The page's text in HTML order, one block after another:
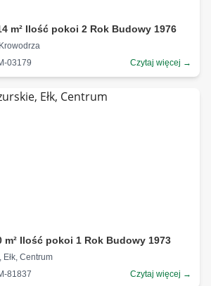
m² Ilość pokoi 2 Rok Budowy 1976
03179
Czytaj więcej →
m² Ilość pokoi 1 Rok Budowy 1973
Centrum
81837
Czytaj więcej →